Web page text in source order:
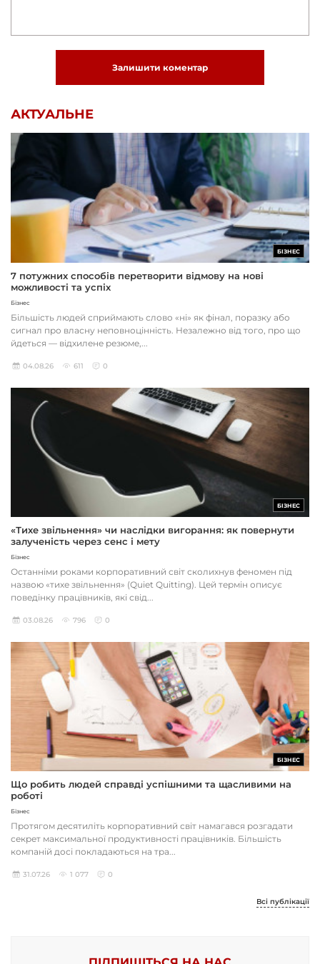
Залишити коментар
АКТУАЛЬНЕ
БІЗНЕС
7 потужних способів перетворити відмову на нові
можливості та успіх
Бізнес
Більшість людей сприймають слово «ні» як фінал, поразку або
сигнал про власну неповноцінність. Незалежно від того, про що
йдеться — відхилене резюме,...
04.08.26 611 0
БІЗНЕС
«Тихе звільнення» чи наслідки вигорання: як повернути
залученість через сенс і мету
Бізнес
Останніми роками корпоративний світ сколихнув феномен під
назвою «тихе звільнення» (Quiet Quitting). Цей термін описує
поведінку працівників, які свід...
03.08.26 796 0
БІЗНЕС
Що робить людей справді успішними та щасливими на
роботі
Бізнес
Протягом десятиліть корпоративний світ намагався розгадати
секрет максимальної продуктивності працівників. Більшість
компаній досі покладаються на тра...
31.07.26 1 077 0
Всі публікації